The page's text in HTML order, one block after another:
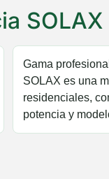
SOLAX
Gama profesional
SOLAX es una
residenciales,
potencia y